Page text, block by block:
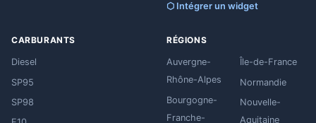
⬡ Intégrer un widget
CARBURANTS
Diesel
SP95
SP98
RÉGIONS
Auvergne-
Rhône-Alpes
Bourgogne-
Franche-
Île-de-France
Normandie
Nouvelle-
Aquitaine